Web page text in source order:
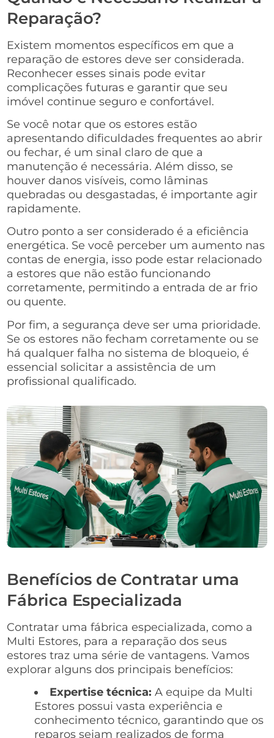
Reparação?
Existem momentos específicos em que a
reparação de estores deve ser considerada.
Reconhecer esses sinais pode evitar
complicações futuras e garantir que seu
imóvel continue seguro e confortável.
Se você notar que os estores estão
apresentando dificuldades frequentes ao abrir
ou fechar, é um sinal claro de que a
manutenção é necessária. Além disso, se
houver danos visíveis, como lâminas
quebradas ou desgastadas, é importante agir
rapidamente.
Outro ponto a ser considerado é a eficiência
energética. Se você perceber um aumento nas
contas de energia, isso pode estar relacionado
a estores que não estão funcionando
corretamente, permitindo a entrada de ar frio
ou quente.
Por fim, a segurança deve ser uma prioridade.
Se os estores não fecham corretamente ou se
há qualquer falha no sistema de bloqueio, é
essencial solicitar a assistência de um
profissional qualificado.
Benefícios de Contratar uma
Fábrica Especializada
Contratar uma fábrica especializada, como a
Multi Estores, para a reparação dos seus
estores traz uma série de vantagens. Vamos
explorar alguns dos principais benefícios:
Expertise técnica: A equipe da Multi
Estores possui vasta experiência e
conhecimento técnico, garantindo que os
reparos sejam realizados de forma